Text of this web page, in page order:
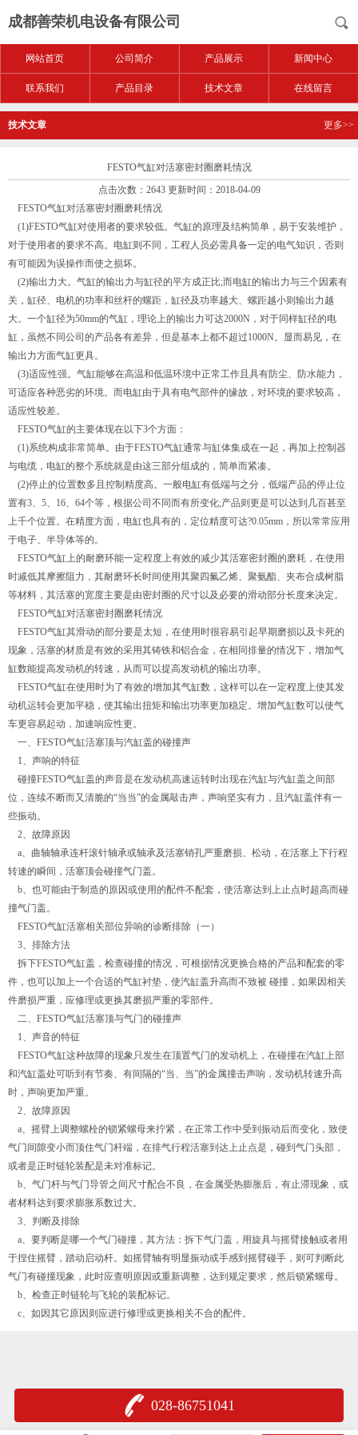
成都善荣机电设备有限公司
网站首页 公司简介 产品展示 新闻中心
联系我们 产品目录 技术文章 在线留言
技术文章 更多>>
FESTO气缸对活塞密封圈磨耗情况
点击次数：2643 更新时间：2018-04-09
FESTO气缸对活塞密封圈磨耗情况
(1)FESTO气缸对使用者的要求较低。气缸的原理及结构简单，易于安装维护，
对于使用者的要求不高。电缸则不同，工程人员必需具备一定的电气知识，否则
有可能因为误操作而使之损坏。
(2)输出力大。气缸的输出力与缸径的平方成正比;而电缸的输出力与三个因素有
关，缸径、电机的功率和丝杆的螺距，缸径及功率越大、螺距越小则输出力越
大。一个缸径为50mm的气缸，理论上的输出力可达2000N，对于同样缸径的电
缸，虽然不同公司的产品各有差异，但是基本上都不超过1000N。显而易见，在
输出力方面气缸更具。
(3)适应性强。气缸能够在高温和低温环境中正常工作且具有防尘、防水能力，
可适应各种恶劣的环境。而电缸由于具有电气部件的缘故，对环境的要求较高，
适应性较差。
FESTO气缸的主要体现在以下3个方面：
(1)系统构成非常简单。由于FESTO气缸通常与缸体集成在一起，再加上控制器
与电缆，电缸的整个系统就是由这三部分组成的，简单而紧凑。
(2)停止的位置数多且控制精度高。一般电缸有低端与之分，低端产品的停止位
置有3、5、16、64个等，根据公司不同而有所变化;产品则更是可以达到几百甚至
上千个位置。在精度方面，电缸也具有的，定位精度可达?0.05mm，所以常常应用
于电子、半导体等的。
FESTO气缸上的耐磨环能一定程度上有效的减少其活塞密封圈的磨耗，在使用
时减低其摩擦阻力，其耐磨环长时间使用其聚四氟乙烯、聚氨酯、夹布合成树脂
等材料，其活塞的宽度主要是由密封圈的尺寸以及必要的滑动部分长度来决定。
FESTO气缸对活塞密封圈磨耗情况
FESTO气缸其滑动的部分要是太短，在使用时很容易引起早期磨损以及卡死的
现象，活塞的材质是有效的采用其铸铁和铝合金，在相同排量的情况下，增加气
缸数能提高发动机的转速，从而可以提高发动机的输出功率。
FESTO气缸在使用时为了有效的增加其气缸数，这样可以在一定程度上使其发
动机运转会更加平稳，使其输出扭矩和输出功率更加稳定。增加气缸数可以使气
车更容易起动，加速响应性更。
一、FESTO气缸活塞顶与汽缸盖的碰撞声
1、声响的特征
碰撞FESTO气缸盖的声音是在发动机高速运转时出现在汽缸与汽缸盖之间部
位，连续不断而又清脆的“当当”的金属敲击声，声响坚实有力，且汽缸盖伴有一
些振动。
2、故障原因
a、曲轴轴承连杆滚针轴承或轴承及活塞销孔严重磨损、松动，在活塞上下行程
转速的瞬间，活塞顶会碰撞气门盖。
b、也可能由于制造的原因或使用的配件不配套，使活塞达到上止点时超高而碰
撞气门盖。
FESTO气缸活塞相关部位异响的诊断排除（一）
3、排除方法
拆下FESTO气缸盖，检查碰撞的情况，可根据情况更换合格的产品和配套的零
件，也可以加上一个合适的气缸衬垫，使汽缸盖升高而不致被 碰撞，如果因相关
件磨损严重，应修理或更换其磨损严重的零部件。
二、FESTO气缸活塞顶与气门的碰撞声
1、声音的特征
FESTO气缸这种故障的现象只发生在顶置气门的发动机上，在碰撞在汽缸上部
和汽缸盖处可听到有节奏、有间隔的“当、当”的金属撞击声响，发动机转速升高
时，声响更加严重。
2、故障原因
a、摇臂上调整螺栓的锁紧螺母来拧紧，在正常工作中受到振动后而变化，致使
气门间隙变小而顶住气门杆端，在排气行程活塞到达上止点是，碰到气门头部，
或者是正时链轮装配是未对准标记。
b、气门杆与气门导管之间尺寸配合不良，在金属受热膨胀后，有止滞现象，或
者材料达到要求膨胀系数过大。
3、判断及排除
a、要判断是哪一个气门碰撞，其方法：拆下气门盖，用旋具与摇臂接触或者用
于捏住摇臂，踏动启动杆。如摇臂轴有明显振动或手感到摇臂碰手，则可判断此
气门有碰撞现象，此时应查明原因或重新调整，达到规定要求，然后锁紧螺母。
b、检查正时链轮与飞轮的装配标记。
c、如因其它原因则应进行修理或更换相关不合的配件。
028-86751041